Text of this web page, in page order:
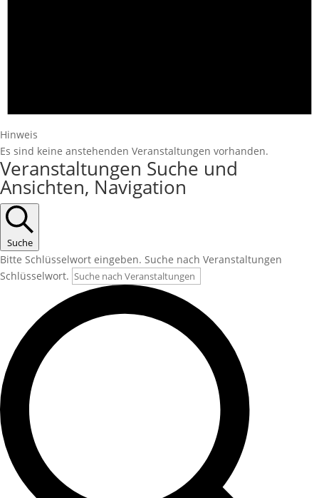
Hinweis
Es sind keine anstehenden Veranstaltungen vorhanden.
Veranstaltungen Suche und
Ansichten, Navigation
Suche
Bitte Schlüsselwort eingeben. Suche nach Veranstaltungen
Schlüsselwort.